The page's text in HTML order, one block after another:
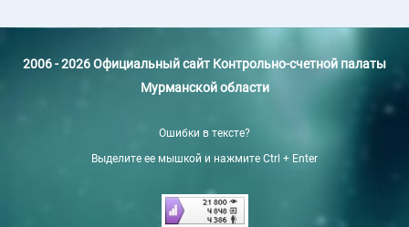
2006 - 2026 Официальный сайт Контрольно-счетной палаты
Мурманской области
Ошибки в тексте?
Выделите ее мышкой и нажмите Ctrl + Enter